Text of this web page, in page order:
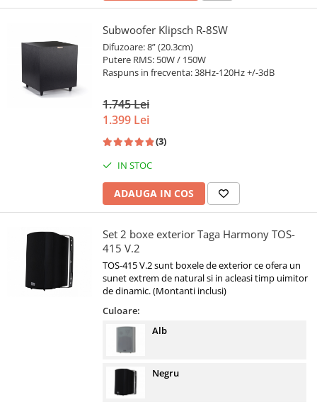
Subwoofer Klipsch R-8SW
Difuzoare: 8” (20.3cm)
Putere RMS: 50W / 150W
Raspuns in frecventa: 38Hz-120Hz +/-3dB
1.745 Lei
1.399 Lei
(3)
IN STOC
ADAUGA IN COS
Set 2 boxe exterior Taga Harmony TOS-
415 V.2
TOS-415 V.2 sunt boxele de exterior ce ofera un
sunet extrem de natural si in acleasi timp uimitor
de dinamic. (Montanti inclusi)
Culoare:
Alb
Negru